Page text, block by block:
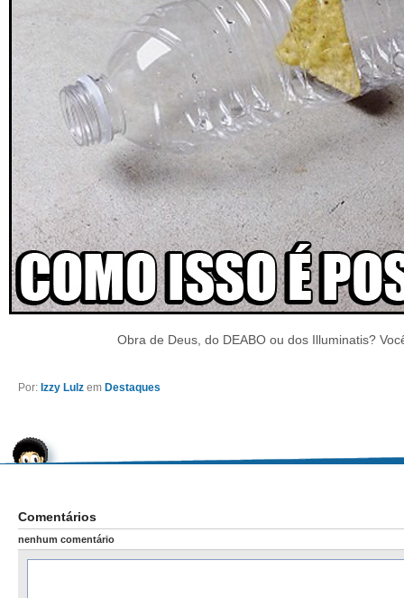
Obra de Deus, do DEABO ou dos Illuminatis?
Por: Izzy Lulz em Destaques
Comentários
nenhum comentário